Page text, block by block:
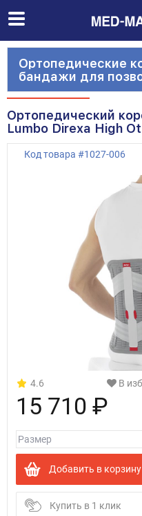
Ортопедические
бандажи для
Ортопедический
Lumbo Direxa High
Код товара #1027-006
4.6 В
15 710 ₽
Добавить в корзину
Купить в 1 клик